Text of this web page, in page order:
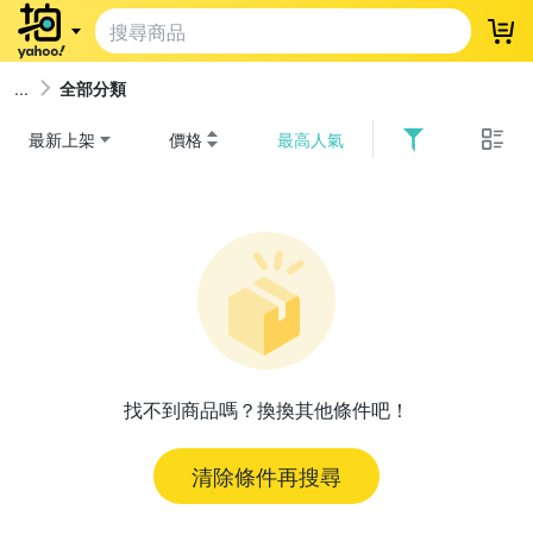
登
全部分類
最新上架 價格 最高人氣
找不到商品嗎？換換其他條件吧！
清除條件再搜尋